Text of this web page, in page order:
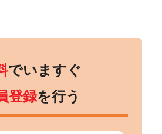
でいますぐ
登録を行う